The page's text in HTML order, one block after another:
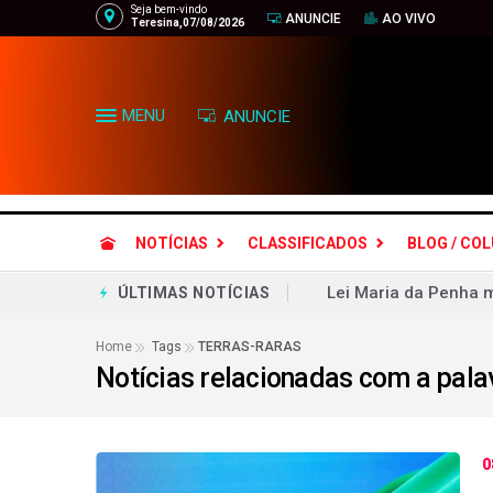
Seja bem-vindo
Teresina,07/08/2026
ANUNCIE AO VIVO
MENU ANUNCIE
NOTÍCIAS CLASSIFICADOS BLOG /
ÚLTIMAS NOTÍCIAS
Lei Maria da Penha
Objetivo
Gilmar Mendes
Home Tags TERRAS-RARAS
Notícias relacionadas com a